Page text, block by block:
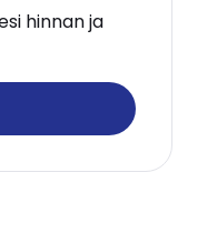
hinnan ja